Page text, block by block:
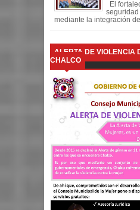
El
seguridad
mediante la integración de
ALERTA DE VIOLENCIA
CHALCO